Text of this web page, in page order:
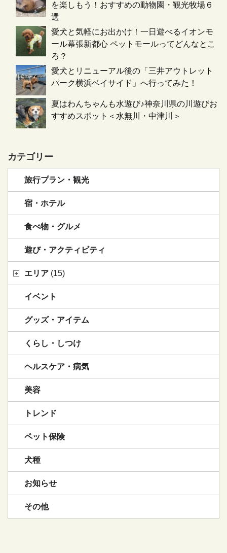
を楽しもう！おすすめの動物園・観光牧場６
選
愛犬と気軽にお出かけ！一日遊べるイオンモ
ール幕張新都心 ペットモールってどんなとこ
ろ？
愛犬とリニューアル後の「三井アウトレット
パーク横浜ベイサイド」へ行ってみた！
夏はわんちゃんも水遊び♪神奈川県の川遊びお
すすめスポット＜水無川・中津川＞
カテゴリー
旅行プラン・観光
宿・ホテル
食べ物・グルメ
遊び・アクティビティ
エリア (15)
イベント
グッズ・アイテム
くらし・しつけ
ヘルスケア・病気
美容
トレンド
ペット保険
犬種
お知らせ
その他